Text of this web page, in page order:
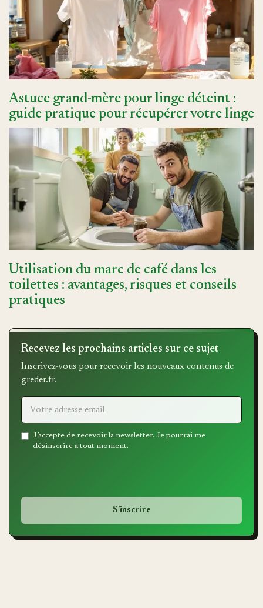
Astuce grand-mère pour linge déteint :
guide pratique pour récupérer votre linge
Utilisation du marc de café dans les
toilettes : avantages, risques et conseils
pratiques
Recevez les prochains articles sur ce sujet
Inscrivez-vous pour recevoir les nouveaux contenus de
greder.fr.
Email
address
J’accepte de recevoir la newsletter. Je pourrai me
désinscrire à tout moment.
S’inscrire